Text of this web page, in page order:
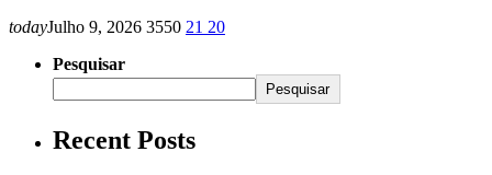
todayJulho 9, 2026 3550 21 20
Pesquisar
Pesquisar
Recent Posts